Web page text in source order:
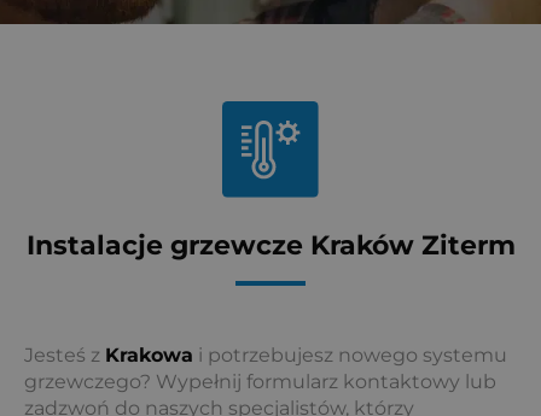
Instalacje grzewcze Kraków Ziterm
Jesteś z Krakowa i potrzebujesz nowego systemu
grzewczego? Wypełnij formularz kontaktowy lub
zadzwoń do naszych specjalistów, którzy